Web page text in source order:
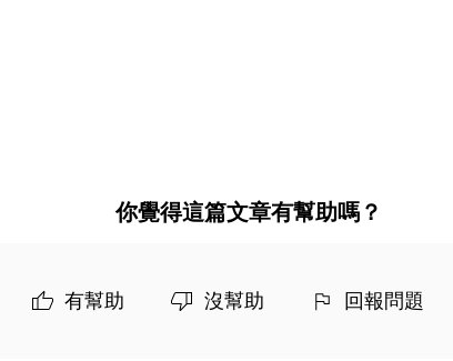
你覺得這篇文章有幫助嗎？
有幫助 沒幫助 回報問題